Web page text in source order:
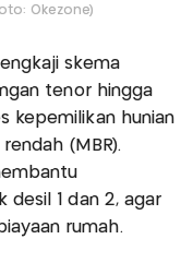
Okezone)
skema
tenor hingga
kepemilikan hunian
(MBR).
desil 1 dan 2, agar
rumah.